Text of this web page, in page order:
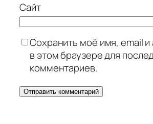
Сайт
Сохранить моё имя, email и
в этом браузере для
комментариев.